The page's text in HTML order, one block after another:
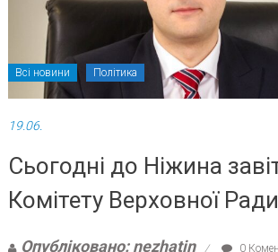
Всі новини Політика
19.06.
Сьогодні до Ніжина
Комітету Верховної Ради
Опубліковано: nezhatin
0